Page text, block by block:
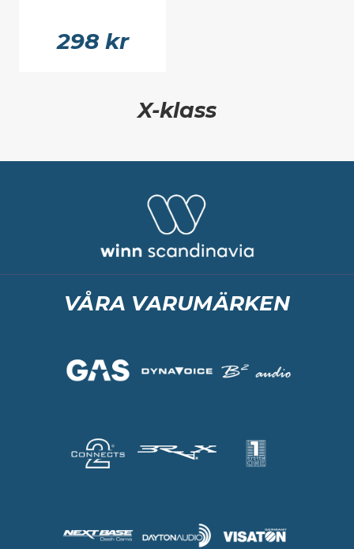
298 kr
X-klass
VÅRA VARUMÄRKEN